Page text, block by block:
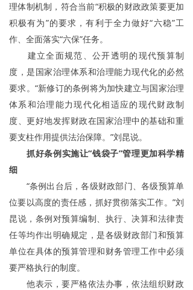
理体制机制，符合当前“积极的财政政策要更加
积极有为”的要求，有利于全力做好“六稳”工
作、全面落实“六保”任务。
建立全面规范、公开透明的现代预算制
度，是国家治理体系和治理能力现代化的必然
要求。“新修订的条例将为加快建立与国家治理
体系和治理能力现代化相适应的现代财政制
度、更好地发挥财政在国家治理中的基础和重
要支柱作用提供法治保障。”刘昆说。
抓好条例实施让“钱袋子”管理更加科学精
细
“条例出台后，各级财政部门、各级预算单
位要以高度的责任感，抓好贯彻落实工作。”刘
昆说，条例对预算编制、执行、决算和法律责
任等均作出明确规定，是各级财政部门和预算
单位在具体的预算管理和财务管理工作中必须
要严格执行的制度。
他表示，要严格依法办事，依法组织财政